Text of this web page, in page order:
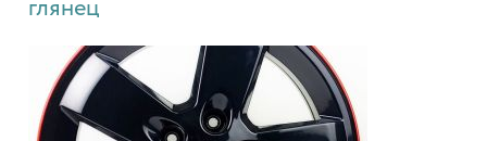
глянец